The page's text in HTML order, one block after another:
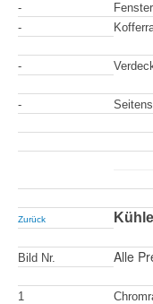
-
-
-
-
Zurück
Bild Nr. Alle
1